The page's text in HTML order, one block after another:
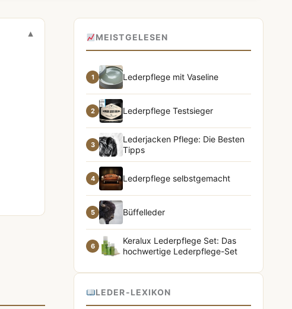
MEISTGELESEN
1 Lederpflege mit Vaseline
2 Lederpflege Testsieger
3
Lederjacken Pflege: Die Besten
Tipps
4 Lederpflege selbstgemacht
5 Büffelleder
6
Keralux Lederpflege Set: Das
hochwertige Lederpflege-Set
LEDER-LEXIKON